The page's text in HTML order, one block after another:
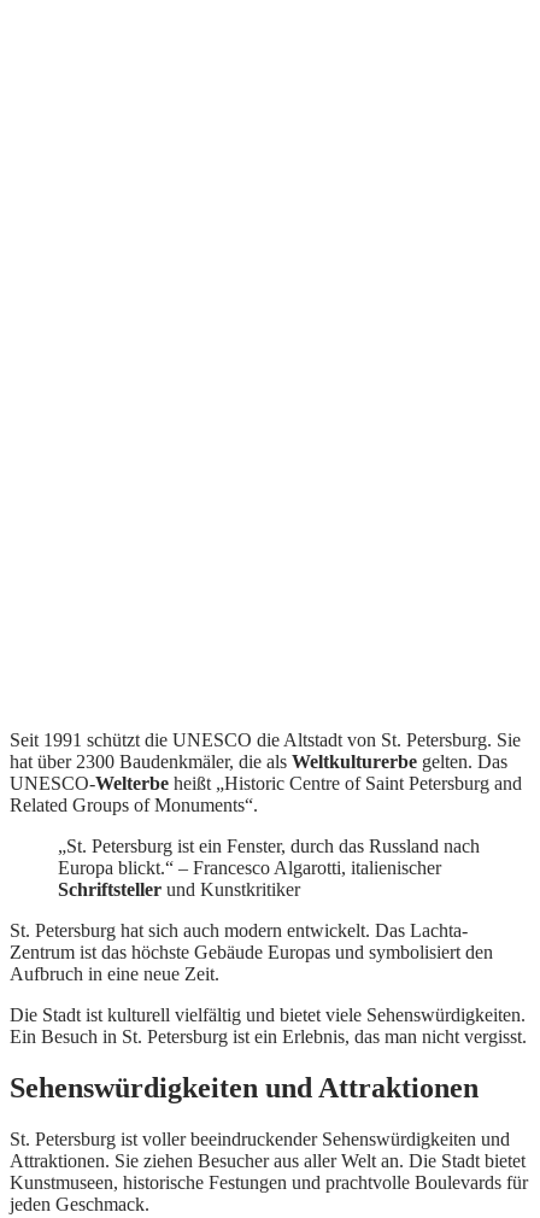
Seit 1991 schützt die UNESCO die Altstadt von St. Petersburg. Sie
hat über 2300 Baudenkmäler, die als Weltkulturerbe gelten. Das
UNESCO-Welterbe heißt „Historic Centre of Saint Petersburg and
Related Groups of Monuments“.
„St. Petersburg ist ein Fenster, durch das Russland nach
Europa blickt.“ – Francesco Algarotti, italienischer
Schriftsteller und Kunstkritiker
St. Petersburg hat sich auch modern entwickelt. Das Lachta-
Zentrum ist das höchste Gebäude Europas und symbolisiert den
Aufbruch in eine neue Zeit.
Die Stadt ist kulturell vielfältig und bietet viele Sehenswürdigkeiten.
Ein Besuch in St. Petersburg ist ein Erlebnis, das man nicht vergisst.
Sehenswürdigkeiten und Attraktionen
St. Petersburg ist voller beeindruckender Sehenswürdigkeiten und
Attraktionen. Sie ziehen Besucher aus aller Welt an. Die Stadt bietet
Kunstmuseen, historische Festungen und prachtvolle Boulevards für
jeden Geschmack.